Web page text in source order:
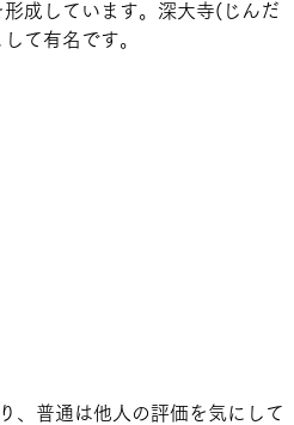
形成しています。深大寺(じんだ
て有名です。
、普通は他人の評価を気にして